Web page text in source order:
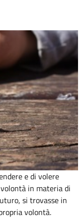
e di volere
in materia di
si trovasse in
volontà.